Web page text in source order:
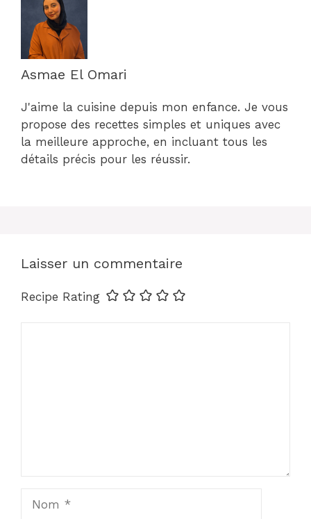
Asmae El Omari
J'aime la cuisine depuis mon enfance. Je vous
propose des recettes simples et uniques avec
la meilleure approche, en incluant tous les
détails précis pour les réussir.
Laisser un commentaire
Recipe Rating